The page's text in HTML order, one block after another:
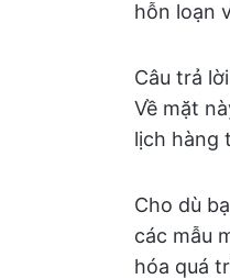
hỗn loạn
Câu trả
Về mặt
lịch hàng
Cho dù
các mẫu
hóa quá